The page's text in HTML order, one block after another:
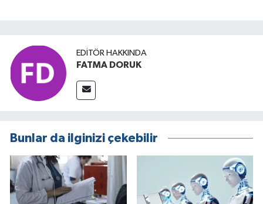
EDITÖR HAKKINDA
FATMA DORUK
Bunlar da ilginizi çekebilir